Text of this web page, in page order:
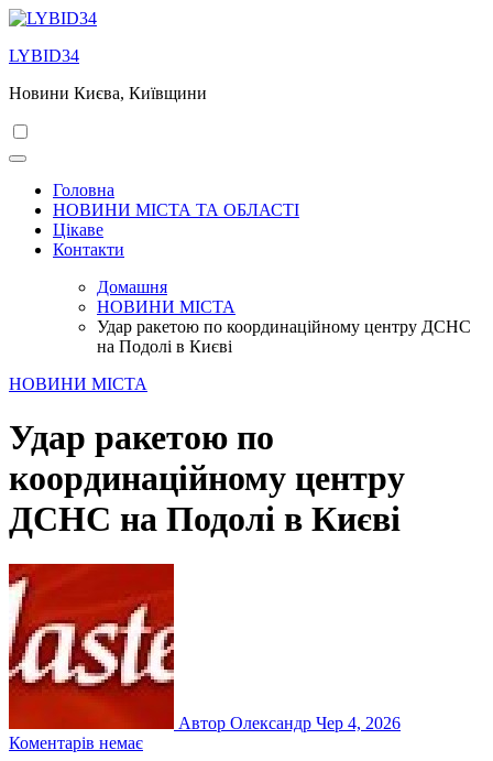
Перейти
вмісту
LYBID34
Новини Києва, Київщини
Головна
НОВИНИ МІСТА ТА ОБЛАСТІ
Цікаве
Контакти
Домашня
НОВИНИ МІСТА
Удар ракетою по координаційному центру ДСНС
на Подолі в Києві
НОВИНИ МІСТА
Удар ракетою по
координаційному центру
ДСНС на Подолі в Києві
Автор Олександр Чер 4, 2026
Коментарів немає